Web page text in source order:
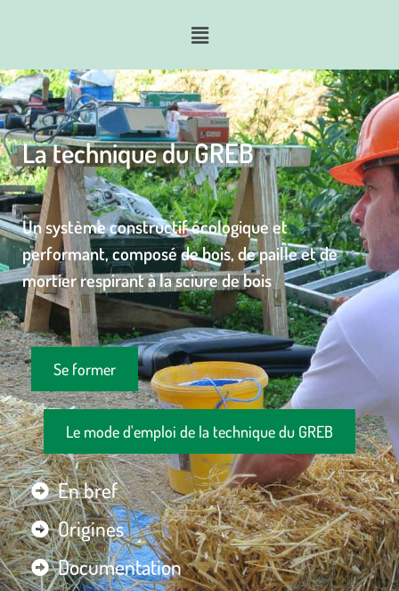
La technique du GREB
Un système constructif écologique et
performant, composé de bois, de paille et de
mortier respirant à la sciure de bois
Se former
Le mode d'emploi de la technique du GREB
En bref
Origines
Documentation